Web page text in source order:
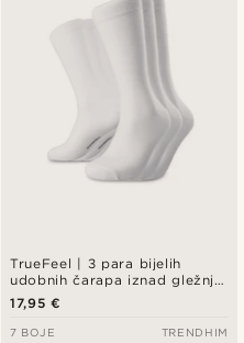
TrueFeel | 3 para bijelih
udobnih čarapa iznad gležnja
od bambusa
17,95 €
7 BOJE TRENDHIM